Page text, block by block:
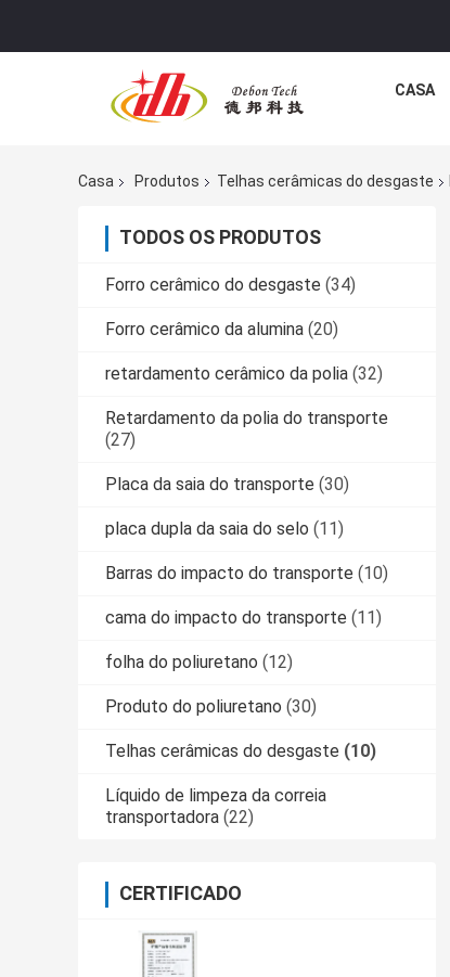
CASA
Casa Produtos Telhas cerâmicas do desgaste
TODOS OS PRODUTOS
Forro cerâmico do desgaste (34)
Forro cerâmico da alumina (20)
retardamento cerâmico da polia (32)
Retardamento da polia do transporte
(27)
Placa da saia do transporte (30)
placa dupla da saia do selo (11)
Barras do impacto do transporte (10)
cama do impacto do transporte (11)
folha do poliuretano (12)
Produto do poliuretano (30)
Telhas cerâmicas do desgaste (10)
Líquido de limpeza da correia
transportadora (22)
CERTIFICADO